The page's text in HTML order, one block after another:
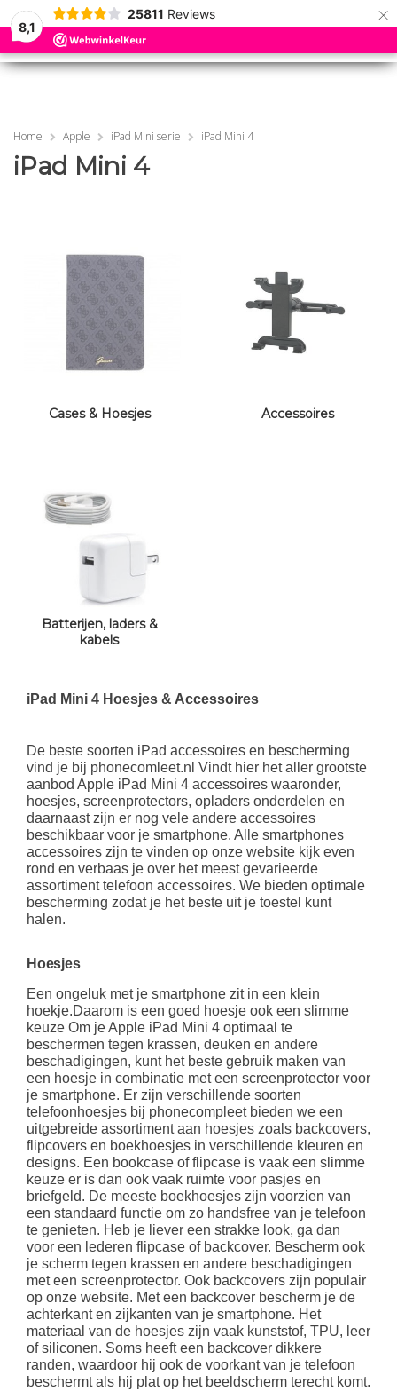
8,1
25811 Reviews ×
MENU
MENU
Home Apple iPad Mini serie iPad Mini 4
iPad Mini 4
Cases & Hoesjes Accessoires
Batterijen, laders &
kabels
iPad Mini 4 Hoesjes & Accessoires
De beste soorten iPad accessoires en bescherming
vind je bij phonecomleet.nl Vindt hier het aller grootste
aanbod Apple iPad Mini 4 accessoires waaronder,
hoesjes, screenprotectors, opladers onderdelen en
daarnaast zijn er nog vele andere accessoires
beschikbaar voor je smartphone. Alle smartphones
accessoires zijn te vinden op onze website kijk even
rond en verbaas je over het meest gevarieerde
assortiment telefoon accessoires. We bieden optimale
bescherming zodat je het beste uit je toestel kunt
halen.
Hoesjes
Een ongeluk met je smartphone zit in een klein
hoekje.Daarom is een goed hoesje ook een slimme
keuze Om je Apple iPad Mini 4 optimaal te
beschermen tegen krassen, deuken en andere
beschadigingen, kunt het beste gebruik maken van
een hoesje in combinatie met een screenprotector voor
je smartphone. Er zijn verschillende soorten
telefoonhoesjes bij phonecompleet bieden we een
uitgebreide assortiment aan hoesjes zoals backcovers,
flipcovers en boekhoesjes in verschillende kleuren en
designs. Een bookcase of flipcase is vaak een slimme
keuze er is dan ook vaak ruimte voor pasjes en
briefgeld. De meeste boekhoesjes zijn voorzien van
een standaard functie om zo handsfree van je telefoon
te genieten. Heb je liever een strakke look, ga dan
voor een lederen flipcase of backcover. Bescherm ook
je scherm tegen krassen en andere beschadigingen
met een screenprotector. Ook backcovers zijn populair
op onze website. Met een backcover bescherm je de
achterkant en zijkanten van je smartphone. Het
materiaal van de hoesjes zijn vaak kunststof, TPU, leer
of siliconen. Soms heeft een backcover dikkere
randen, waardoor hij ook de voorkant van je telefoon
beschermt als hij plat op het beeldscherm terecht komt.